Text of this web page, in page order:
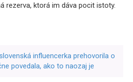
rezerva, ktorá im dáva pocit istoty.
influencerka prehovorila o
povedala, ako to naozaj je